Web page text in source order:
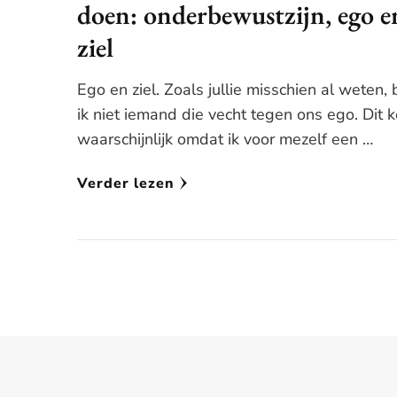
doen: onderbewustzijn, ego
ziel
Ego en ziel. Zoals jullie misschien al weten,
ik niet iemand die vecht tegen ons ego. Dit
waarschijnlijk omdat ik voor mezelf een …
Verder lezen